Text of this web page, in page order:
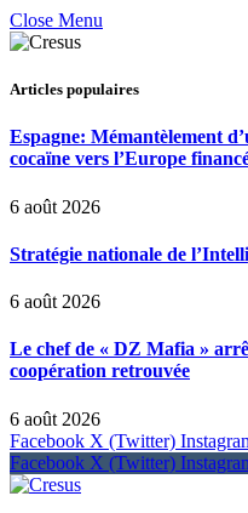
Close Menu
Articles populaires
Espagne: Mémantèlement
cocaïne vers l’Europe
6 août 2026
Stratégie nationale de
6 août 2026
Le chef de « DZ Mafia »
coopération retrouvée
6 août 2026
Facebook X (Twitter)
Facebook X (Twitter)